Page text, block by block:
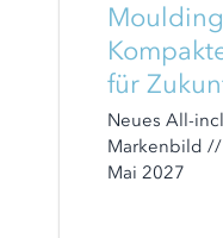
für
Neues All-
Markenbild //
Mai 2027